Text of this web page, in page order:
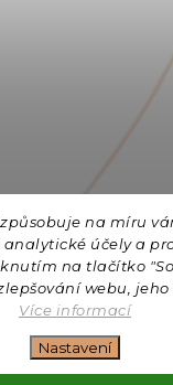
na míru
analytické účely a
na tlačítko
webu, jeho
Více informací
Nastavení
. Všechna